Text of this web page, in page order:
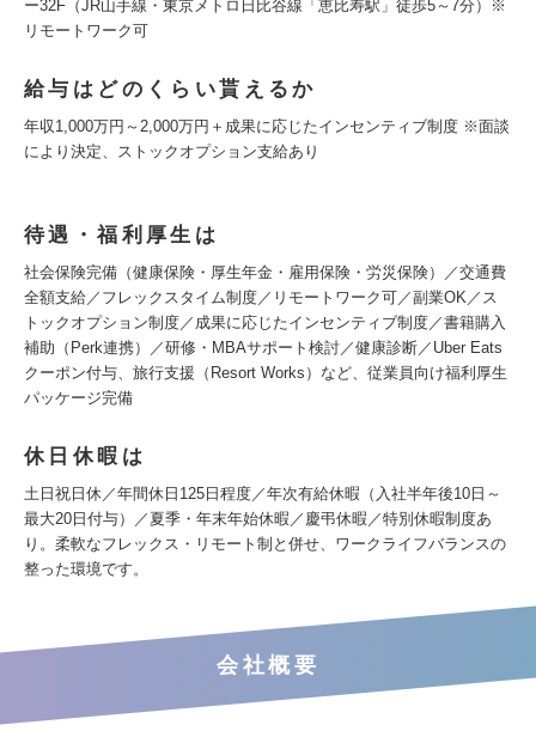
ー32F（JR山手線・東京メトロ日比谷線「恵比寿駅」徒歩5～7分）※
リモートワーク可
給与はどのくらい貰えるか
年収1,000万円～2,000万円＋成果に応じたインセンティブ制度 ※面談
により決定、ストックオプション支給あり
待遇・福利厚生は
社会保険完備（健康保険・厚生年金・雇用保険・労災保険）／交通費
全額支給／フレックスタイム制度／リモートワーク可／副業OK／ス
トックオプション制度／成果に応じたインセンティブ制度／書籍購入
補助（Perk連携）／研修・MBAサポート検討／健康診断／Uber Eats
クーポン付与、旅行支援（Resort Works）など、従業員向け福利厚生
パッケージ完備
休日休暇は
土日祝日休／年間休日125日程度／年次有給休暇（入社半年後10日～
最大20日付与）／夏季・年末年始休暇／慶弔休暇／特別休暇制度あ
り。柔軟なフレックス・リモート制と併せ、ワークライフバランスの
整った環境です。
会社概要